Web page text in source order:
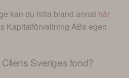
kan du hitta bland annat här
Kapitalförvaltning ABs egen
Cliens Sveriges fond?